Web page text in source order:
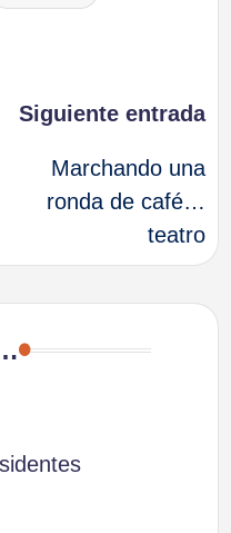
Siguiente entrada
Marchando una
ronda de café…
teatro